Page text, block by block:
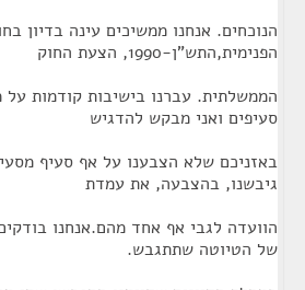
הנוכחים. אנחנו ממשיכים עינה בדיון
הפנימית,התש"ן-1990, הצעת החוק
הממשלתית. עברנו בישיבות קודמות על
סעיפים ואני מבקש להדגיש
באזניכם שלא הצבענו על אף סעיף
גיבשנו, בהצבעה, את עמדת
הוועדה לגבי אף אחד מהם.אנחנו
של הטיוטה שתתגבש.